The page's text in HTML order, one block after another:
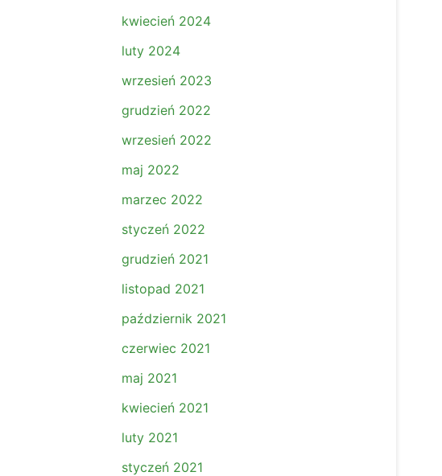
kwiecień 2024
luty 2024
wrzesień 2023
grudzień 2022
wrzesień 2022
maj 2022
marzec 2022
styczeń 2022
grudzień 2021
listopad 2021
październik 2021
czerwiec 2021
maj 2021
kwiecień 2021
luty 2021
styczeń 2021